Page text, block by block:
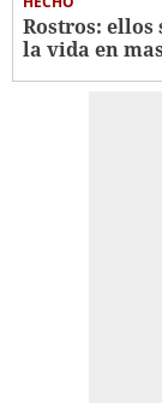
Rostros: ellos
la vida en